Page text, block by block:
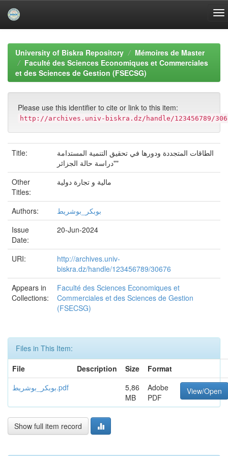
navigationUniversity of Biskra Repository
Mémoires de Master
Faculté des Sciences Economiques et Commerciales
et des Sciences de Gestion (FSECSG)
Please use this identifier to cite or link to this item:
http://archives.univ-biskra.dz/handle/123456789/
Title:
الطاقات المتجددة ودورها في تحقيق التنمية المستدامة
"دراسة حالة الجزائر"
Other
Titles:
مالية و تجارة دولية
Authors:
بوبكر_بوشريط
Issue
Date:
20-Jun-2024
URI:
http://archives.univ-
biskra.dz/handle/123456789/30676
Appears in
Collections:
Faculté des Sciences Economiques et
Commerciales et des Sciences de Gestion
(FSECSG)
Files in This Item:
File
Description Size
Format
بوبكر_بوشريط.pdf
5,86
MB
Adobe
PDF
View/Open
Show full item record